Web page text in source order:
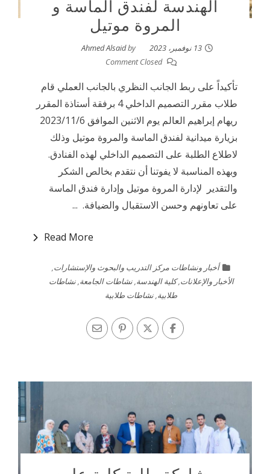
الهندسة لفندق الماسة و
المروة موتيل
13 نوفمبر، 2023 by
Ahmed Alsaid
Comment Closed
تأكيداً على ربط الجانب النظري بالجانب العملي قام
طلاب مقرر التصميم الداخلي 4 برفقة أستاذة المقرر
بزيارة ميدانية لفندق الماسة والمروة موتيل وذلك
لاطلاع الطلبة على التصميم الداخلي لهذه الفنادق.
وبهذه المناسبة لا يفوتنا أن نتقدم بخالص الشكر
والتقدير لإدارة المروة موتيل وإدارة فندق الماسة
على تعاونهم وحسن الاستقبال والضيافة. ...
Read More
أخبار ونشاطات مركز التدريب والبحوث والإستشارات,
الأخبار والإعلانات,كلية الهندسة,نشاطات الجامعة,نشاطات
طلابية,نشاطات طلابية